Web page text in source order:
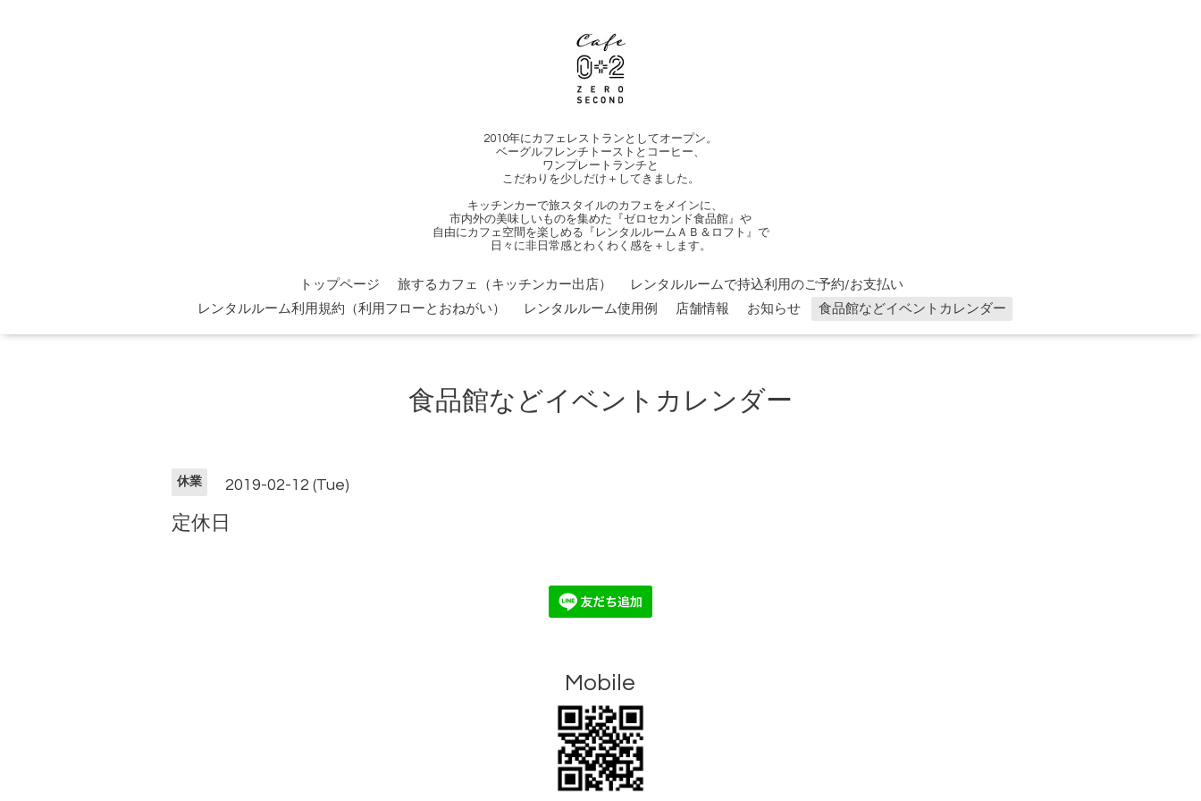
2010年にカフェレストランとしてオープン。
ベーグルフレンチトーストとコーヒー、
ワンプレートランチと
こだわりを少しだけ＋してきました。
キッチンカーで旅スタイルのカフェをメインに、
市内外の美味しいものを集めた『ゼロセカンド食品館』や
自由にカフェ空間を楽しめる『レンタルルームＡＢ＆ロフト』で
日々に非日常感とわくわく感を＋します。
トップページ 旅するカフェ（キッチンカー出店）
レンタルルームで持込利用のご予約/お支払い
レンタルルーム利用規約（利用フローとおねがい）
レンタルルーム使用例 店舗情報 お知らせ 食品館などイベントカレンダー
食品館などイベントカレンダー
休業 2019-02-12 (Tue)
定休日
Mobile